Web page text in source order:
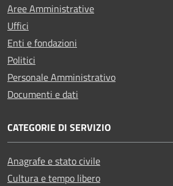
Aree Amministrative
Uffici
Enti e fondazioni
Politici
Personale Amministrativo
Documenti e dati
CATEGORIE DI SERVIZIO
Anagrafe e stato civile
Cultura e tempo libero